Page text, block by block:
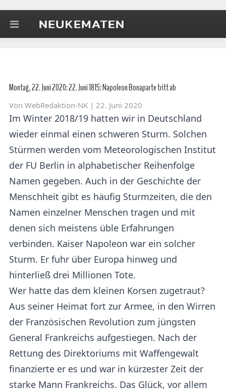
Montag, 22. Juni 2020: 22. Juni 1815: Napoleon Bonaparte tritt ab
Von WebRedaktion-NK | 22. Juni 2020
Im Winter 2018/19 hatten wir in Deutschland
wieder einmal einen schweren Sturm. Solchen
Stürmen werden vom Meteorologischen Institut
der FU Berlin in alphabetischer Reihenfolge
Namen gegeben. Auch in der Geschichte der
Menschheit gibt es häufig Sturmzeiten, die den
Namen einzelner Menschen tragen und mit
denen sich meistens üble Erfahrungen
verbinden. Kaiser Napoleon war ein solcher
Sturm. Er fuhr über Europa hinweg und
hinterließ drei Millionen Tote.
Wer hatte das dem kleinen Korsen zugetraut?
Aus seiner Heimat fort zur Armee, in den Wirren
der Französischen Revolution zum jüngsten
General Frankreichs aufgestiegen. Nach der
Rettung des Direktoriums mit Waffengewalt
finanzierte er es und war in kürzester Zeit der
starke Mann Frankreichs. Das Glück, vor allem